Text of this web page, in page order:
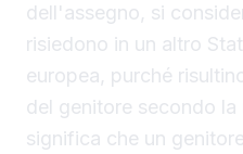
dell'assegno, si
risiedono in un altro
europea, purché
del genitore secondo
significa che un